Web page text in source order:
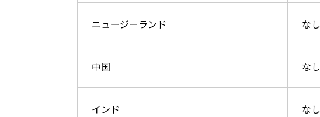
ニュージーランド なし
中国 なし
インド なし